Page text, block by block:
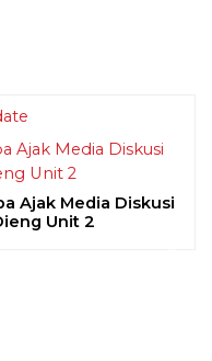
Ajak Media Diskusi
Unit 2